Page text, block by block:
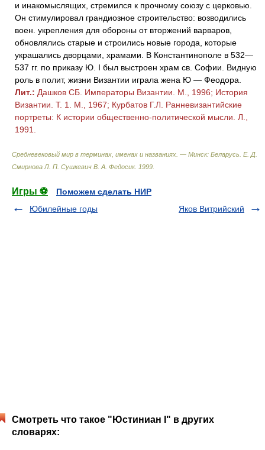
и инакомыслящих, стремился к прочному союзу с церковью.
Он стимулировал грандиозное строительство: возводились
воен. укрепления для обороны от вторжений варваров,
обновлялись старые и строились новые города, которые
украшались дворцами, храмами. В Константинополе в 532—
537 гг. по приказу Ю. I был выстроен храм св. Софии. Видную
роль в полит, жизни Византии играла жена Ю — Феодора.
Лит.: Дашков СБ. Императоры Византии. М., 1996; История
Византии. Т. 1. М., 1967; Курбатов Г.Л. Ранневизантийские
портреты: К истории общественно-политической мысли. Л.,
1991.
Средневековый мир в терминах, именах и названиях. — Минск: Беларусь Е. Д.
Смирнова Л. П. Сушкевич В. А. Федосик. 1999
Игры ⚽
Поможем сделать НИР
Юбилейные годы
Яков Витрийский
Смотреть что такое "Юстиниан I" в других
словарях: